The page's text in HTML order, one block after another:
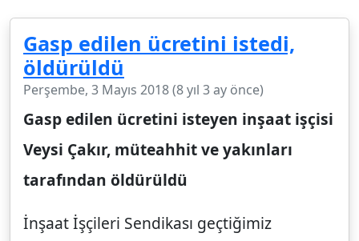
Gasp edilen ücretini istedi,
öldürüldü
Perşembe, 3 Mayıs 2018 (8 yıl 3 ay önce)
Gasp edilen ücretini isteyen inşaat işçisi
Veysi Çakır, müteahhit ve yakınları
tarafından öldürüldü
İnşaat İşçileri Sendikası geçtiğimiz